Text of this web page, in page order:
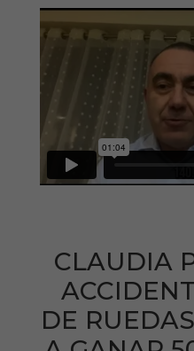
CLAUDIA
DE